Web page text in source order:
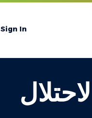
Sign In